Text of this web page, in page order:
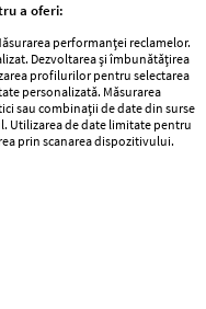
Retete practice
a oferi:
performanței reclamelor.
Dezvoltarea și îmbunătățirea
profilurilor pentru selectarea
personalizată. Măsurarea
sau combinații de date din surse
Utilizarea de date limitate pentru
prin scanarea dispozitivului.